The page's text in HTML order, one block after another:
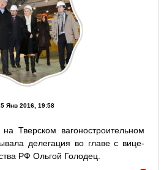
Янв 2016, 19:58
Тверском вагоностроительном
делегация во главе с вице-
РФ Ольгой Голодец.